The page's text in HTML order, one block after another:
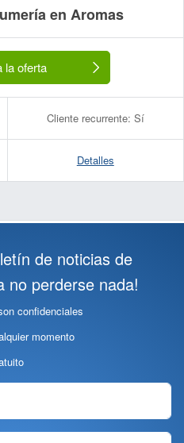
en Aromas
la oferta
Cliente recurrente: Sí
Detalles
de noticias de
no perderse nada!
confidenciales
momento